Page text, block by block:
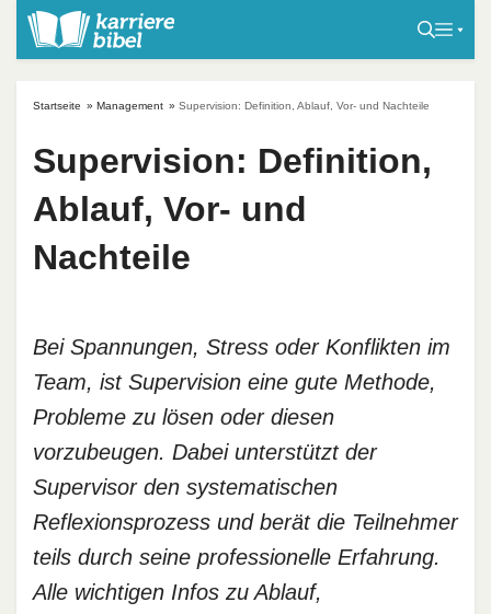
Startseite » Management » Supervision: Definition, Ablauf, Vor- und Nachteile
Supervision: Definition,
Ablauf, Vor- und
Nachteile
Bei Spannungen, Stress oder Konflikten im
Team, ist Supervision eine gute Methode,
Probleme zu lösen oder diesen
vorzubeugen. Dabei unterstützt der
Supervisor den systematischen
Reflexionsprozess und berät die Teilnehmer
teils durch seine professionelle Erfahrung.
Alle wichtigen Infos zu Ablauf,